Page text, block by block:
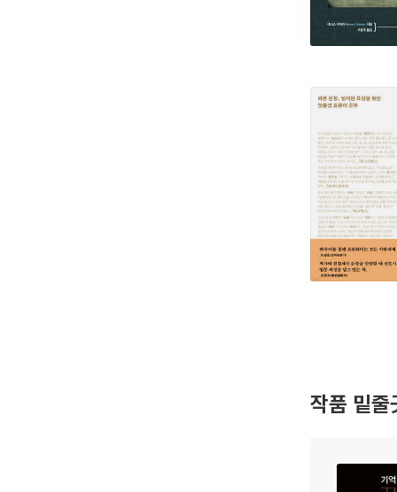
작품 밑줄